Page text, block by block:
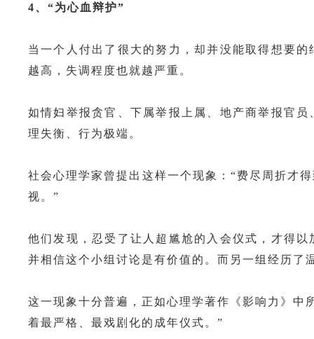
4、“为心血辩护”
当一个人付出了很大的努力，却并没能取得想要
越高，失调程度也就越严重。
如情妇举报贪官、下属举报上属、地产商举报官
理失衡、行为极端。
社会心理学家曾提出这样一个现象：“费尽周折才
视。”
他们发现，忍受了让人超尴尬的入会仪式，才得
并相信这个小组讨论是有价值的。而另一组经历了
这一现象十分普遍，正如心理学著作《影响力》
着最严格、最戏剧化的成年仪式。”